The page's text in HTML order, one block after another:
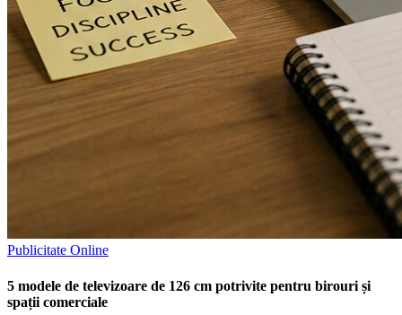
Publicitate Online
5 modele de televizoare de 126 cm potrivite pentru birouri și
spații comerciale